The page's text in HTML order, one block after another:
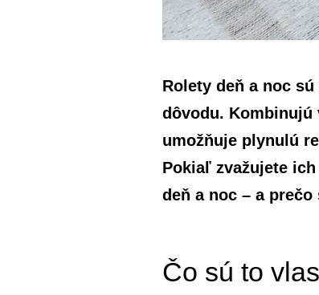
Rolety deň a noc
dôvodu. Kombinujú
umožňuje plynulú
Pokiaľ zvažujete
deň a noc – a prečo
Čo sú to